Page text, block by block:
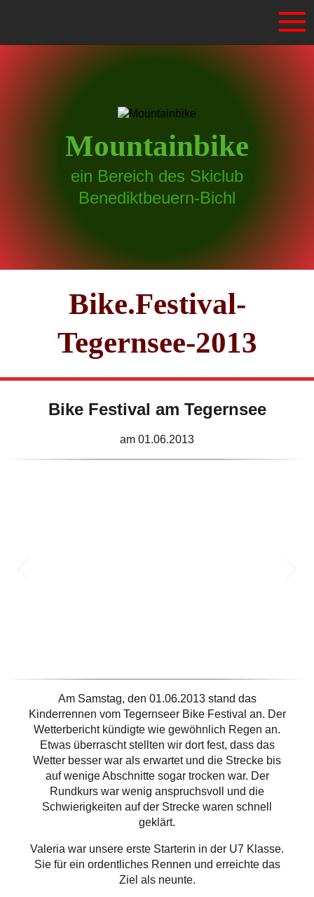
Mountainbike
ein Bereich des Skiclub
Benediktbeuern-Bichl
Bike.Festival-
Tegernsee-2013
Bike Festival am Tegernsee
am 01.06.2013
Am Samstag, den 01.06.2013 stand das
Kinderrennen vom Tegernseer Bike Festival an. Der
Wetterbericht kündigte wie gewöhnlich Regen an.
Etwas überrascht stellten wir dort fest, dass das
Wetter besser war als erwartet und die Strecke bis
auf wenige Abschnitte sogar trocken war. Der
Rundkurs war wenig anspruchsvoll und die
Schwierigkeiten auf der Strecke waren schnell
geklärt.
Valeria war unsere erste Starterin in der U7 Klasse.
Sie für ein ordentliches Rennen und erreichte das
Ziel als neunte.